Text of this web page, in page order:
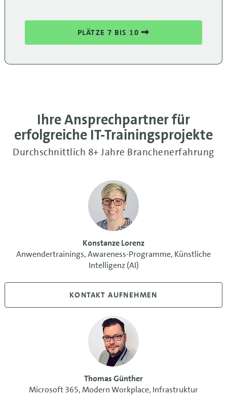
PLÄTZE 7 BIS 10
Ihre Ansprechpartner für
erfolgreiche IT-Trainingsprojekte
Durchschnittlich 8+ Jahre Branchenerfahrung
Konstanze Lorenz
Anwendertrainings, Awareness-Programme, Künstliche
Intelligenz (AI)
KONTAKT AUFNEHMEN
Thomas Günther
Microsoft 365, Modern Workplace, Infrastruktur